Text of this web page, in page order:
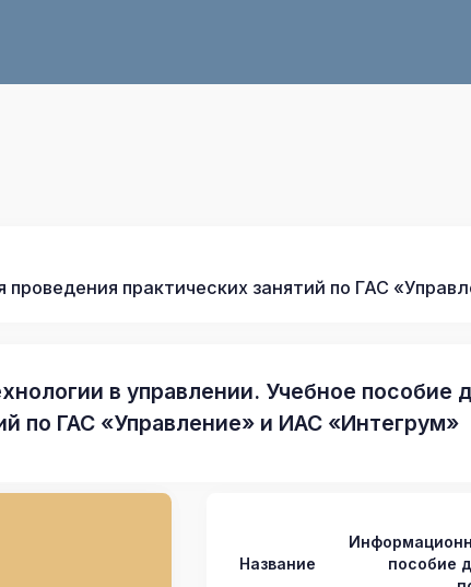
практических занятий по ГАС
в управлении. Учебное пособие
по ГАС «Управление» и ИАС «Интегрум»
Название
пособие